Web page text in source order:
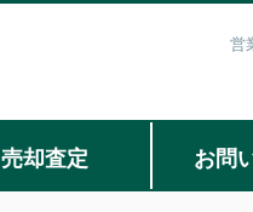
営
売却査定 お問